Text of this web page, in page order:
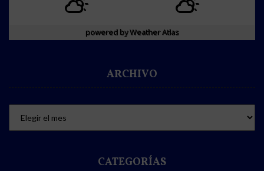
powered byWeather Atlas
ARCHIVO
CATEGORÍAS